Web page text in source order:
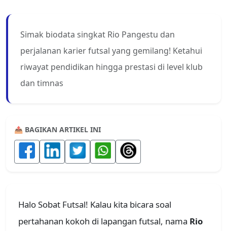
Simak biodata singkat Rio Pangestu dan
perjalanan karier futsal yang gemilang! Ketahui
riwayat pendidikan hingga prestasi di level klub
dan timnas
📤 BAGIKAN ARTIKEL INI
Halo Sobat Futsal! Kalau kita bicara soal
pertahanan kokoh di lapangan futsal, nama Rio